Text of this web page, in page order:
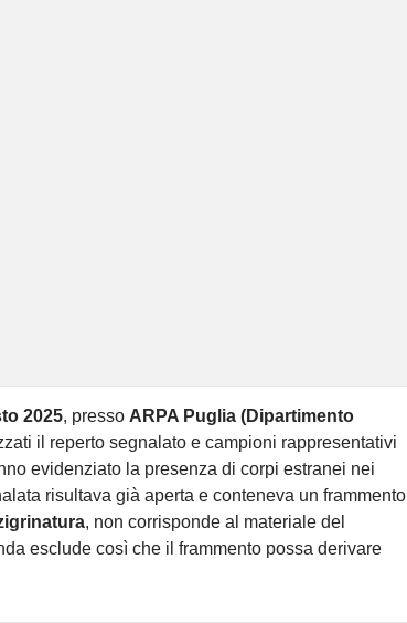
2025, presso ARPA Puglia (Dipartimento
il reperto segnalato e campioni rappresentativi
evidenziato la presenza di corpi estranei nei
risultava già aperta e conteneva un frammento
, non corrisponde al materiale del
esclude così che il frammento possa derivare